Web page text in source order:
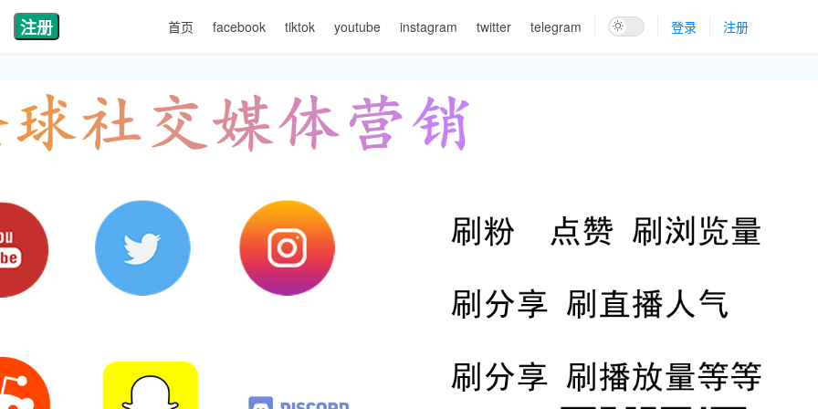
注册 首页 facebook tiktok youtube instagram twitter telegram 登录 注册